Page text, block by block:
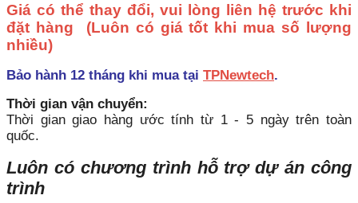
Giá có thể thay đổi, vui lòng liên hệ trước khi
đặt hàng (Luôn có giá tốt khi mua số lượng
nhiều)
Bảo hành 12 tháng khi mua tại TPNewtech.
Thời gian vận chuyển:
Thời gian giao hàng ước tính từ 1 - 5 ngày trên toàn
quốc.
Luôn có chương trình hỗ trợ dự án công
trình